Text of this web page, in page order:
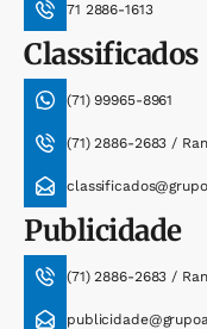
71 2886-1613
Classificados
(71) 99965-8961
(71) 2886-2683 /
Publicidade
(71) 2886-2683 /